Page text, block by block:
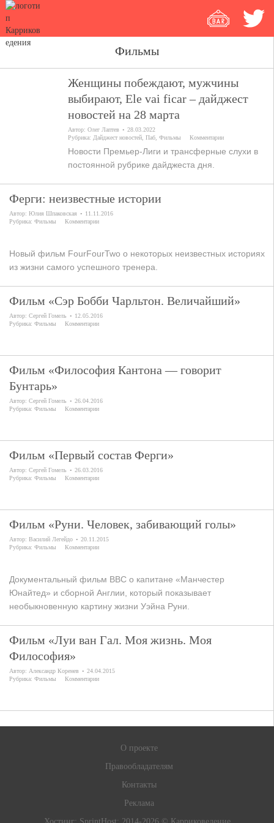
Фильмы
Женщины побеждают, мужчины
выбирают, Ele vai ficar – дайджест
новостей на 28 марта
Автор:Олег Лаптев
28.03.2022
Рубрика: Дайджест новостей ,Паб ,Фильмы Комментарии
Новости Премьер-Лиги и трансферные слухи в
постоянной рубрике дайджеста дня.
Ферги: неизвестные истории
Автор: Юлия Шпаковская
11.11.2016
Рубрика: Фильмы Комментарии
Новый фильм FourFourTwo о некоторых неизвестных историях
из жизни самого успешного тренера.
Фильм «Сэр Бобби Чарльтон. Величайший»
Автор: Сергей Гомель
12.05.2016
Рубрика: Фильмы Комментарии
Фильм «Философия Кантона — говорит
Бунтарь»
Автор: Сергей Гомель
26.04.2016
Рубрика: Фильмы Комментарии
Фильм «Первый состав Ферги»
Автор: Сергей Гомель
26.03.2016
Рубрика: Фильмы Комментарии
Фильм «Руни. Человек, забивающий голы»
Автор: Василий Легейдо
20.11.2015
Рубрика: Фильмы Комментарии
Документальный фильм BBC о капитане «Манчестер
Юнайтед» и сборной Англии, который показывает
необыкновенную картину жизни Уэйна Руни.
Фильм «Луи ван Гал. Моя жизнь. Моя
Философия»
Автор: Александр Коренев
24.04.2015
Рубрика: Фильмы Комментарии
О проекте
Правообладателям
Контакты
Реклама